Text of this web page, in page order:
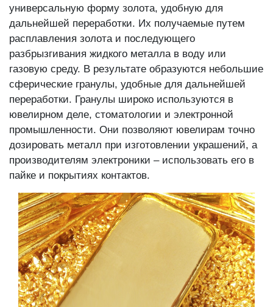
универсальную форму золота, удобную для
дальнейшей переработки. Их получаемые путем
расплавления золота и последующего
разбрызгивания жидкого металла в воду или
газовую среду. В результате образуются небольшие
сферические гранулы, удобные для дальнейшей
переработки. Гранулы широко используются в
ювелирном деле, стоматологии и электронной
промышленности. Они позволяют ювелирам точно
дозировать металл при изготовлении украшений, а
производителям электроники – использовать его в
пайке и покрытиях контактов.